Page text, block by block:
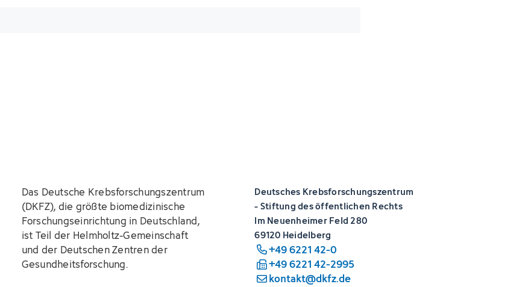
Das Deutsche Krebsforschungszentrum
(DKFZ), die größte biomedizinische
Forschungseinrichtung in Deutschland,
ist Teil der Helmholtz-Gemeinschaft
und der Deutschen Zentren der
Gesundheitsforschung.
Deutsches Krebsforschungszentrum
- Stiftung des öffentlichen Rechts
Im Neuenheimer Feld 280
69120 Heidelberg
+49 6221 42-0
+49 6221 42-2995
kontakt@dkfz.de